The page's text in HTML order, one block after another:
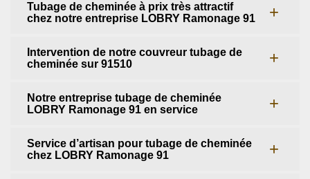
Tubage de cheminée à prix très attractif
chez notre entreprise LOBRY Ramonage 91
Intervention de notre couvreur tubage de
cheminée sur 91510
Notre entreprise tubage de cheminée
LOBRY Ramonage 91 en service
Service d’artisan pour tubage de cheminée
chez LOBRY Ramonage 91